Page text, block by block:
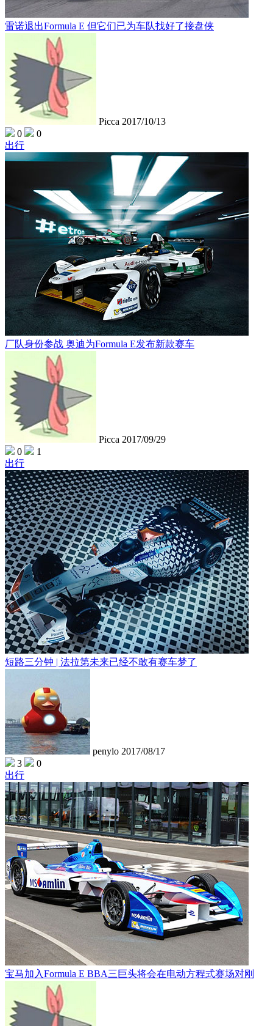
雷诺退出Formula E 但它们已为车队找好了接盘侠
Picca 2017/10/13
0
0
出行
厂队身份参战 奥迪为Formula E发布新款赛车
Picca 2017/09/29
0
1
出行
短路三分钟 | 法拉第未来已经不敢有赛车梦了
penylo 2017/08/17
3
0
出行
宝马加入Formula E BBA三巨头将会在电动方程式赛场对刚